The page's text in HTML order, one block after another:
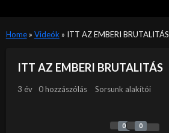
Home» Videók » ITT AZ EMBERI BRUTALITÁS
ITT AZ EMBERI BRUTALITÁS
3 év 0 hozzászólás Sorsunk alakítói
0 0